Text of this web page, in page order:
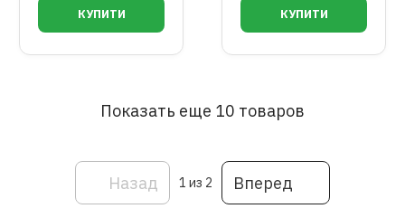
Показать еще 10 товаров
Назад 1 из 2 Вперед